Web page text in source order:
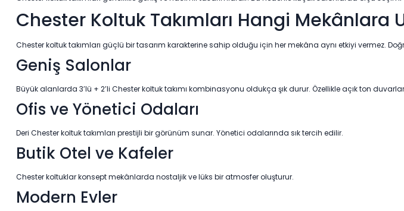
Chester Koltuk Takımları Hangi Mekânlara
Chester koltuk takımları güçlü bir tasarım karakterine sahip olduğu için her mekâna aynı etkiyi vermez.
Geniş Salonlar
Büyük alanlarda 3’lü + 2’li Chester koltuk takımı kombinasyonu oldukça şık durur. Özellikle açık ton
Ofis ve Yönetici Odaları
Deri Chester koltuk takımları prestijli bir görünüm sunar. Yönetici odalarında sık tercih edilir.
Butik Otel ve Kafeler
Chester koltuklar konsept mekânlarda nostaljik ve lüks bir atmosfer oluşturur.
Modern Evler